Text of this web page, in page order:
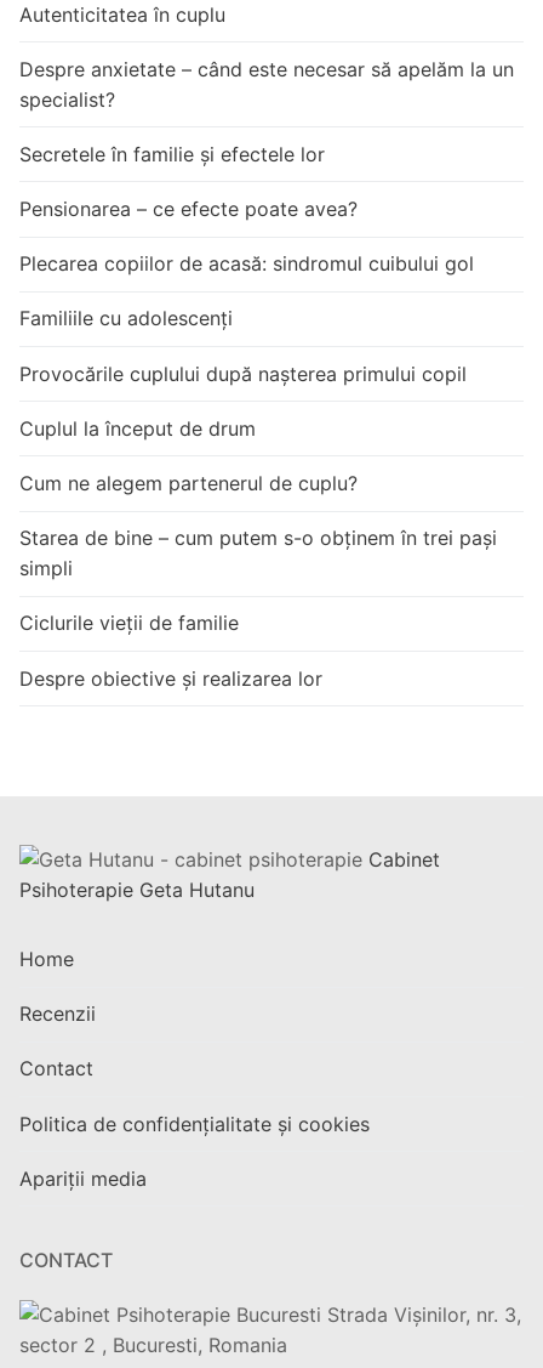
Autenticitatea în cuplu
Despre anxietate – când este necesar să apelăm la un
specialist?
Secretele în familie și efectele lor
Pensionarea – ce efecte poate avea?
Plecarea copiilor de acasă: sindromul cuibului gol
Familiile cu adolescenți
Provocările cuplului după nașterea primului copil
Cuplul la început de drum
Cum ne alegem partenerul de cuplu?
Starea de bine – cum putem s-o obținem în trei pași
simpli
Ciclurile vieții de familie
Despre obiective și realizarea lor
Cabinet
Psihoterapie Geta Hutanu
Home
Recenzii
Contact
Politica de confidențialitate și cookies
Apariții media
CONTACT
Strada Vișinilor, nr. 3,
sector 2 , Bucuresti, Romania